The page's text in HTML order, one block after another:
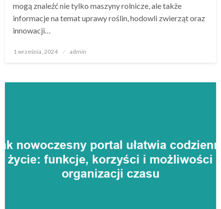
mogą znaleźć nie tylko maszyny rolnicze, ale także
informacje na temat uprawy roślin, hodowli zwierząt oraz
innowacji…
Opublikowane
1 września, 2024 admin